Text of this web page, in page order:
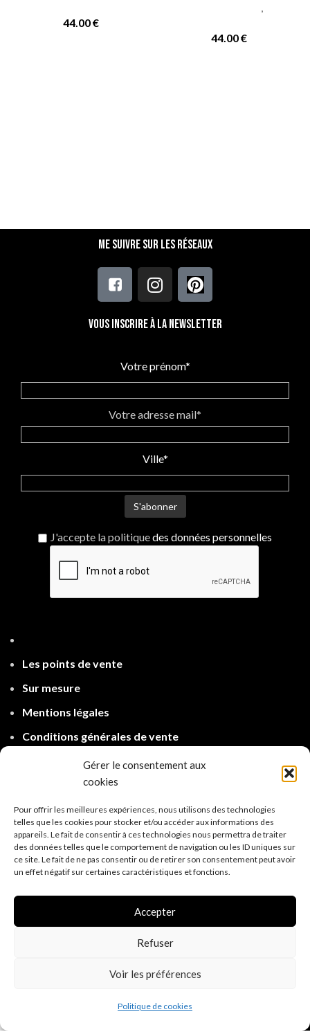
Gérer le consentement aux
cookies
Pour offrir les meilleures expériences, nous utilisons des technologies
telles que les cookies pour stocker et/ou accéder aux informations des
appareils. Le fait de consentir à ces technologies nous permettra de traiter
des données telles que le comportement de navigation ou les ID uniques sur
ce site. Le fait de ne pas consentir ou de retirer son consentement peut avoir
un effet négatif sur certaines caractéristiques et fonctions.
Accepter
Refuser
Voir les préférences
Politique de cookies
44.00€
,
44.00€
Me suivre sur les réseaux
Vous inscrire à la newsletter
Votre prénom*
Votre adresse mail*
Ville*
J'accepte la politiquedes données personnelles
Les points de vente
Sur mesure
Mentions légales
Conditions générales de vente
Politique de confidentialité R.G.P.D.
Politique d'expédition